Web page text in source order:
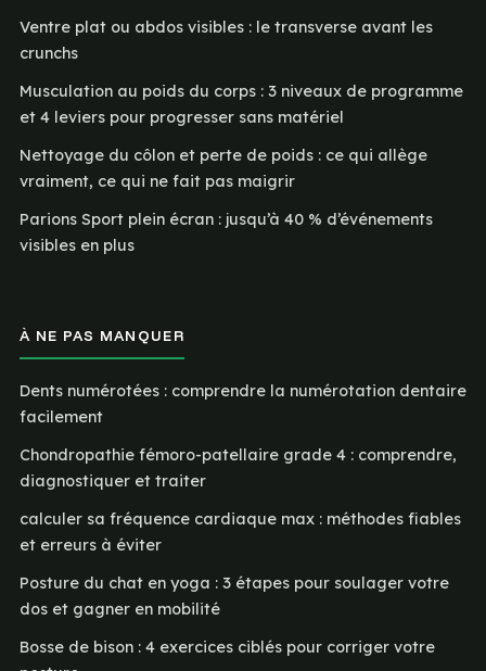
Ventre plat ou abdos visibles : le transverse avant les
crunchs
Musculation au poids du corps : 3 niveaux de programme
et 4 leviers pour progresser sans matériel
Nettoyage du côlon et perte de poids : ce qui allège
vraiment, ce qui ne fait pas maigrir
Parions Sport plein écran : jusqu’à 40 % d’événements
visibles en plus
À NE PAS MANQUER
Dents numérotées : comprendre la numérotation dentaire
facilement
Chondropathie fémoro-patellaire grade 4 : comprendre,
diagnostiquer et traiter
calculer sa fréquence cardiaque max : méthodes fiables
et erreurs à éviter
Posture du chat en yoga : 3 étapes pour soulager votre
dos et gagner en mobilité
Bosse de bison : 4 exercices ciblés pour corriger votre